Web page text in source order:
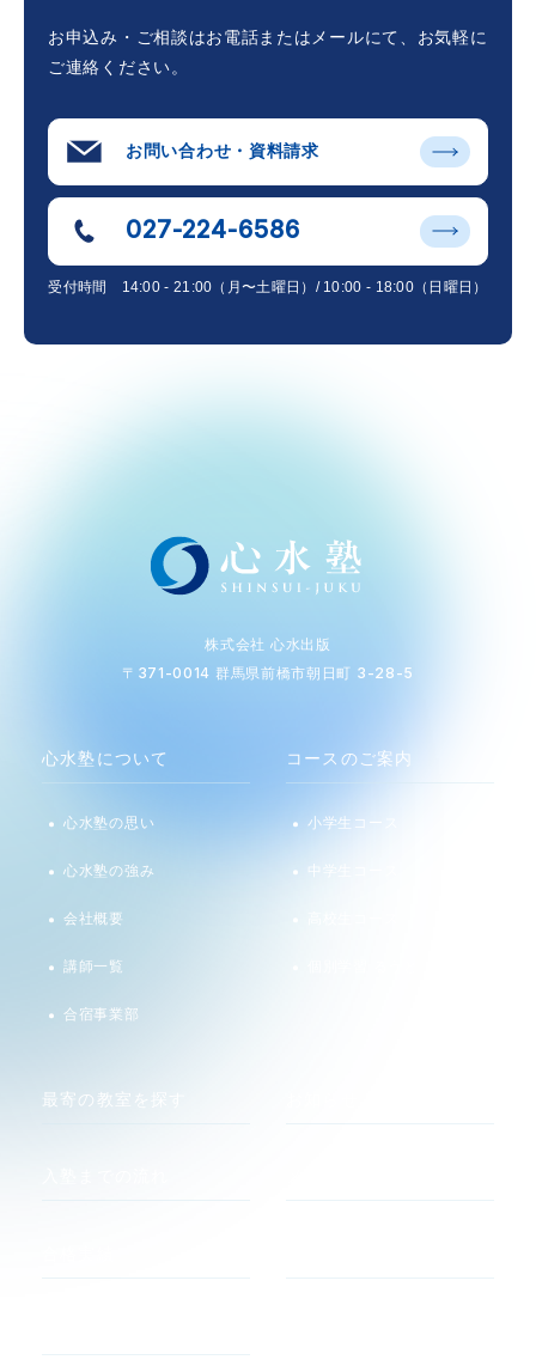
お申込み・ご相談はお電話またはメールにて、 お気軽に
ご連絡ください。
お問い合わせ・資料請求
027-224-6586
受付時間 14:00 - 21:00（月〜土曜日）/ 10:00 - 18:00（日曜日）
株式会社 心水出版
〒371-0014 群馬県前橋市朝日町 3-28-5
心水塾について
心水塾の思い
心水塾の強み
会社概要
講師一覧
合宿事業部
コースのご案内
小学生コース
中学生コース
最寄の教室を探す